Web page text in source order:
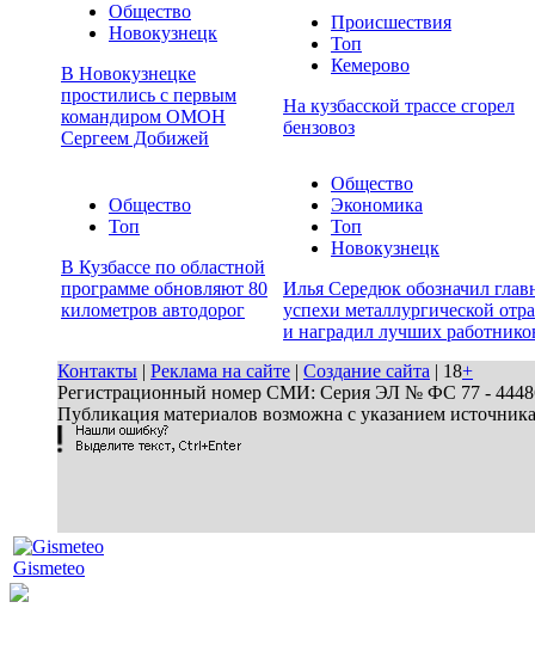
Общество
Новокузнецк
В Новокузнецке
простились с первым
командиром ОМОН
Сергеем Добижей
Происшествия
Топ
Кемерово
На кузбасской трассе сгорел
бензовоз
Общество
Топ
В Кузбассе по областной
программе обновляют 80
километров автодорог
Общество
Экономика
Топ
Новокузнецк
Илья Середюк обозначил
успехи металлургической
и наградил лучших
Контакты | Реклама на сайте | Создание сайта | 18+
Регистрационный номер СМИ: Серия ЭЛ № ФС 77 - 44486
Публикация материалов возможна с указанием
Gismeteo